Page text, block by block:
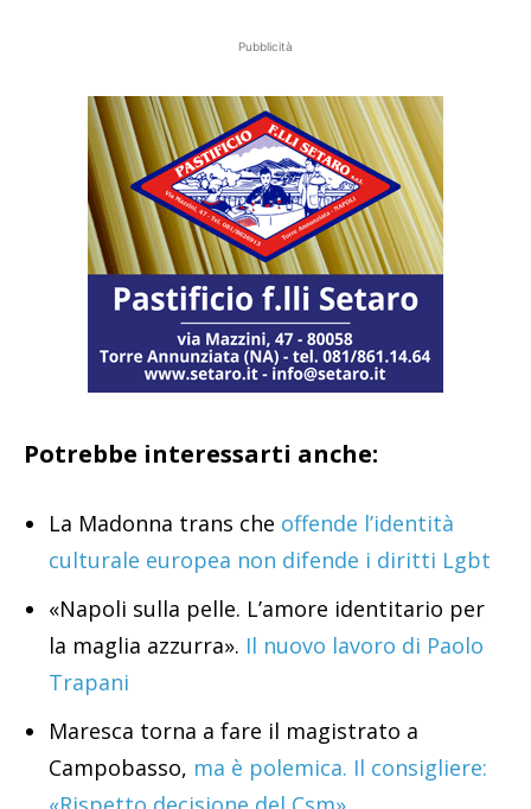
Pubblicità
Potrebbe interessarti anche:
La Madonna trans che offende l’identità
culturale europea non difende i diritti Lgbt
«Napoli sulla pelle. L’amore identitario per
la maglia azzurra». Il nuovo lavoro di Paolo
Trapani
Maresca torna a fare il magistrato a
Campobasso, ma è polemica. Il consigliere: